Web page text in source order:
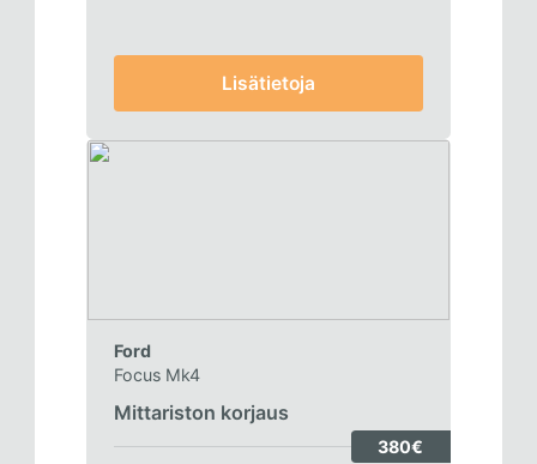
Lisätietoja
Ford
Focus Mk4
Mittariston korjaus
380€